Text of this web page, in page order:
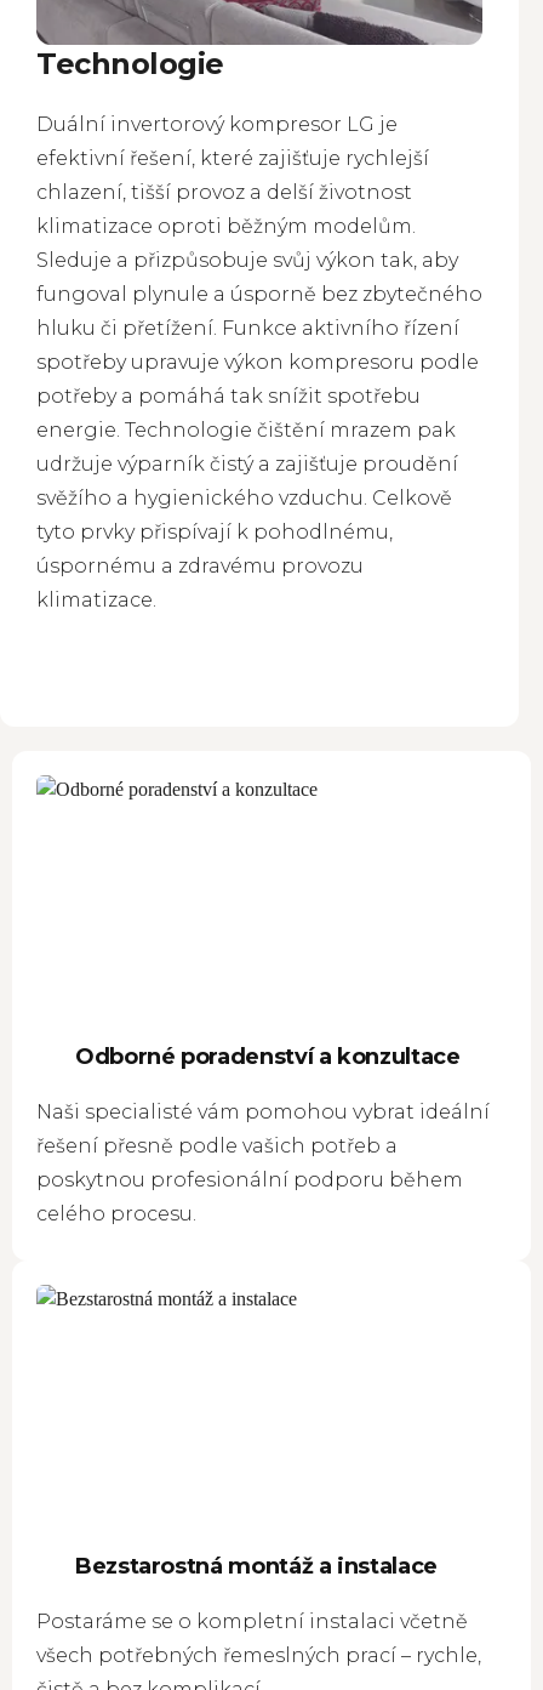
Technologie
Duální invertorový kompresor LG je
efektivní řešení, které zajišťuje rychlejší
chlazení, tišší provoz a delší životnost
klimatizace oproti běžným modelům.
Sleduje a přizpůsobuje svůj výkon tak, aby
fungoval plynule a úsporně bez zbytečného
hluku či přetížení. Funkce aktivního řízení
spotřeby upravuje výkon kompresoru podle
potřeby a pomáhá tak snížit spotřebu
energie. Technologie čištění mrazem pak
udržuje výparník čistý a zajišťuje proudění
svěžího a hygienického vzduchu. Celkově
tyto prvky přispívají k pohodlnému,
úspornému a zdravému provozu
klimatizace.
Odborné poradenství a konzultace
Naši specialisté vám pomohou vybrat ideální
řešení přesně podle vašich potřeb a
poskytnou profesionální podporu během
celého procesu.
Bezstarostná montáž a instalace
Postaráme se o kompletní instalaci včetně
všech potřebných řemeslných prací – rychle,